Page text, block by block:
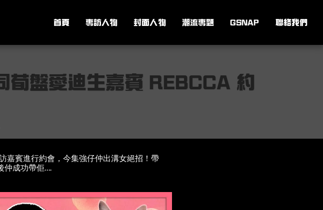
首頁 專訪人物 封面人物 潮流專題 GSNAP 聯絡我們
盤愛迪生嘉賓 REBCCA 約
嘉賓進行約會，今集強仔仲出溝女絕招！帶
仲成功帶佢….